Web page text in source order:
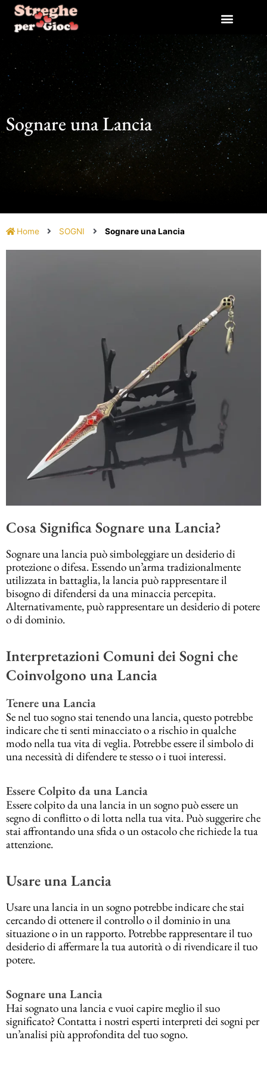
contenuto
Sognare una Lancia
Home SOGNI Sognare una Lancia
Cosa Significa Sognare una Lancia?
Sognare una lancia può simboleggiare un desiderio di
protezione o difesa. Essendo un’arma tradizionalmente
utilizzata in battaglia, la lancia può rappresentare il
bisogno di difendersi da una minaccia percepita.
Alternativamente, può rappresentare un desiderio di potere
o di dominio.
Interpretazioni Comuni dei Sogni che
Coinvolgono una Lancia
Tenere una Lancia
Se nel tuo sogno stai tenendo una lancia, questo potrebbe
indicare che ti senti minacciato o a rischio in qualche
modo nella tua vita di veglia. Potrebbe essere il simbolo di
una necessità di difendere te stesso o i tuoi interessi.
Essere Colpito da una Lancia
Essere colpito da una lancia in un sogno può essere un
segno di conflitto o di lotta nella tua vita. Può suggerire che
stai affrontando una sfida o un ostacolo che richiede la tua
attenzione.
Usare una Lancia
Usare una lancia in un sogno potrebbe indicare che stai
cercando di ottenere il controllo o il dominio in una
situazione o in un rapporto. Potrebbe rappresentare il tuo
desiderio di affermare la tua autorità o di rivendicare il tuo
potere.
Sognare una Lancia
Hai sognato una lancia e vuoi capire meglio il suo
significato? Contatta i nostri esperti interpreti dei sogni per
un’analisi più approfondita del tuo sogno.